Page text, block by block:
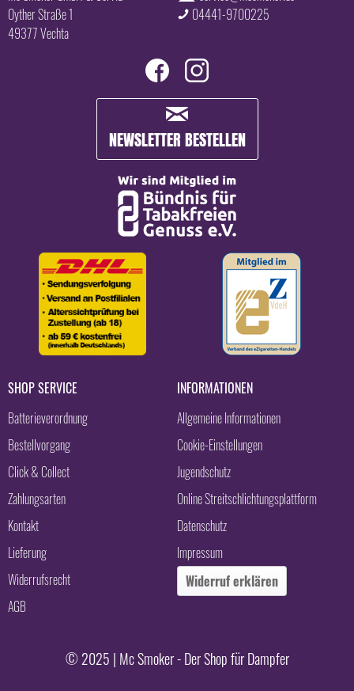
Oyther Straße 1
49377 Vechta
04441-9700225
NEWSLETTER BESTELLEN
SHOP SERVICE
Batterieverordnung
Bestellvorgang
Click & Collect
Zahlungsarten
Kontakt
Lieferung
Widerrufsrecht
AGB
INFORMATIONEN
Allgemeine Informationen
Cookie-Einstellungen
Jugendschutz
Online Streitschlichtungsplattform
Datenschutz
Impressum
Widerruf erklären
© 2025 | Mc Smoker - Der Shop für Dampfer